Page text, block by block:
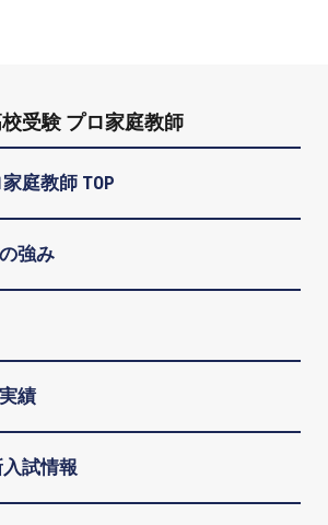
受験 プロ家庭教師
庭教師 TOP
強み
績
試情報